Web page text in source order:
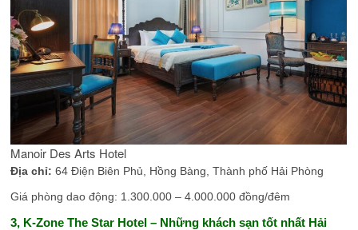
Manoir Des Arts Hotel
Địa chỉ:64 Điện Biên Phủ, Hồng Bàng, Thành phố Hải Phòng
Giá phòng dao động: 1.300.000 – 4.000.000 đồng/đêm
3, K-Zone The Star Hotel – Những khách sạn tốt nhất Hải